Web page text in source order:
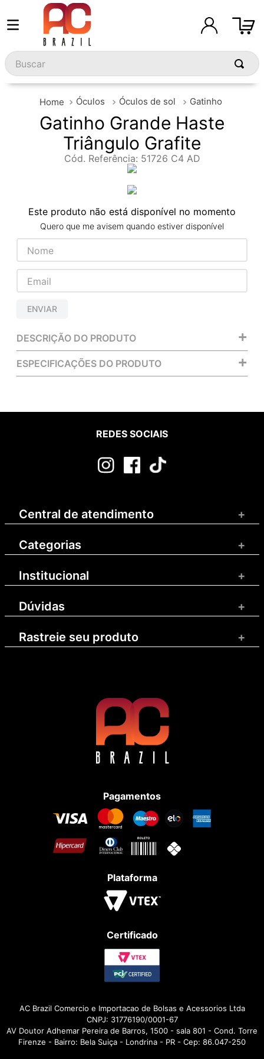
Buscar
Óculos Óculos de sol Gatinho
Gatinho Grande Haste
Triângulo Grafite
Cód. Referência: 51726 C4 AD
Este produto não está disponível no momento
Quero que me avisem quando estiver disponível
ENVIAR
DESCRIÇÃO DO PRODUTO +
ESPECIFICAÇÕES DO PRODUTO +
REDES SOCIAIS
Central de atendimento +
Categorias +
Institucional +
Dúvidas +
Rastreie seu produto +
Pagamentos
Plataforma
Certificado
AC Brazil Comercio e Importacao de Bolsas e Acessorios Ltda
CNPJ: 31776190/0001-67
AV Doutor Adhemar Pereira de Barros, 1500 - sala 801 - Cond. Torre
Firenze - Bairro: Bela Suiça - Londrina - PR - Cep: 86.047-250